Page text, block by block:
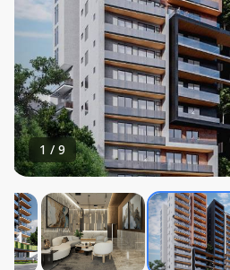
1 / 9